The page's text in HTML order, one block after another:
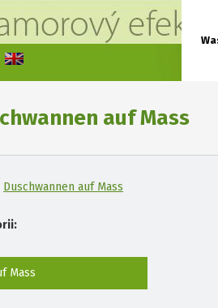
auf Mass
Duschwannen auf Mass
Mass